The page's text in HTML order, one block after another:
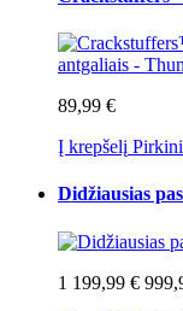
89,99 €
Į krepšelį
Didžiausias
1 199,99 €